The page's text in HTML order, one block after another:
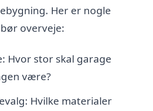
Her er nogle
overveje:
Hvor stor skal garage
være?
Hvilke materialer